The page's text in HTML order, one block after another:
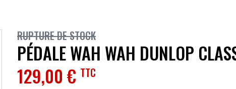
RUPTURE DE STOCK
PÉDALE WAH WAH DUNLOP
129,00 € TTC
ACCESSOIRES